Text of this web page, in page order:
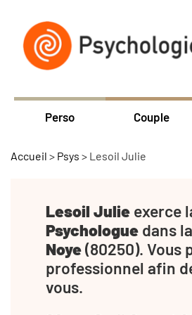
Perso Couple
Accueil > Psys > Lesoil Julie
Lesoil Julie exerce
Psychologue dans
Noye(80250). Vous
professionnel afin
vous.